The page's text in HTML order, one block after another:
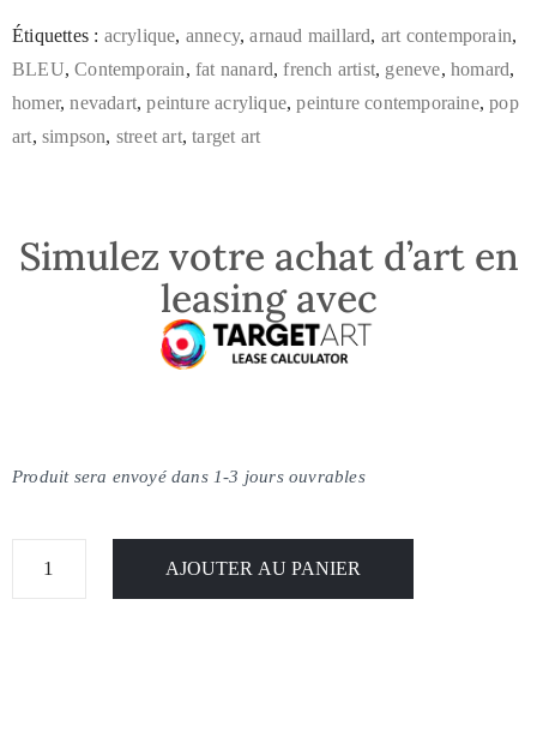
Étiquettes : acrylique, annecy,arnaud maillard, art contemporain,
BLEU,Contemporain,fat nanard,french artist, geneve,homard,
homer,nevadart,peinture acrylique,peinture contemporaine,pop
art,simpson, street art,target art
Simulez votre achat d’art en
leasing avec
Produit sera envoyé dans 1-3 jours ouvrables
AJOUTER AU PANIER